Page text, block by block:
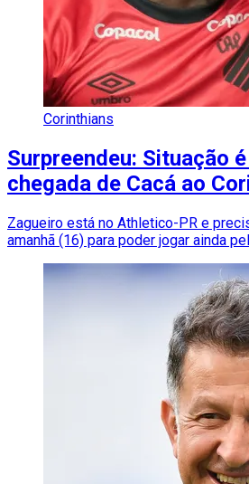
Corinthians
Surpreendeu: Situação
chegada de Cacá ao
Zagueiro está no Athletico-PR e
amanhã (16) para poder jogar ainda